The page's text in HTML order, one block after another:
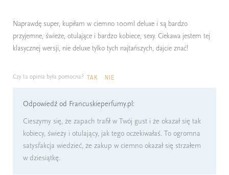
Naprawdę super, kupiłam w ciemno 100ml deluxe i są bardzo
przyjemne, świeże, otulające i bardzo kobiece, sexy. Ciekawa jestem tej
klasycznej wersji, nie deluxe tylko tych najtańszych, dajcie znać!
Czy ta opinia była pomocna? TAK NIE
Odpowiedź od Francuskieperfumy.pl:
Cieszymy się, że zapach trafił w Twój gust i że okazał się tak
kobiecy, świeży i otulający, jak tego oczekiwałaś. To ogromna
satysfakcja wiedzieć, że zakup w ciemno okazał się strzałem
w dziesiątkę.